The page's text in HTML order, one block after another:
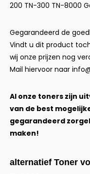
200 TN-300 TN-8000
Gegarandeerd de
Vindt u dit product
wij onze prijzen nog
Mail hiervoor naar
Al onze toners zijn
van de best
gegarandeerd
maken!
alternatief Toner